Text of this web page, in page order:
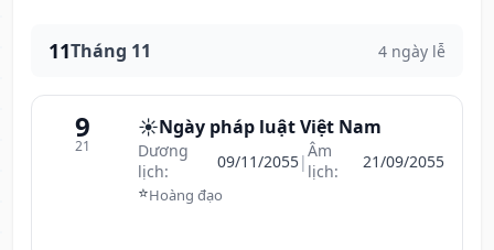
11Tháng 11 4 ngày lễ
9
21
☀️Ngày pháp luật Việt Nam
Dương
lịch:
09/11/2055|Âm
lịch:
21/09/2055
⭐Hoàng đạo